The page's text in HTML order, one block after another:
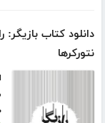
دانلود کتاب
نتورکرها